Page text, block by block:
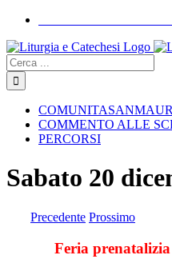
Skip
content
YouTube
Facebook
Instagram
Cerca
COMMENTO ALLE
PERCORSI
Sabato 20
Precedente Prossimo
Feria